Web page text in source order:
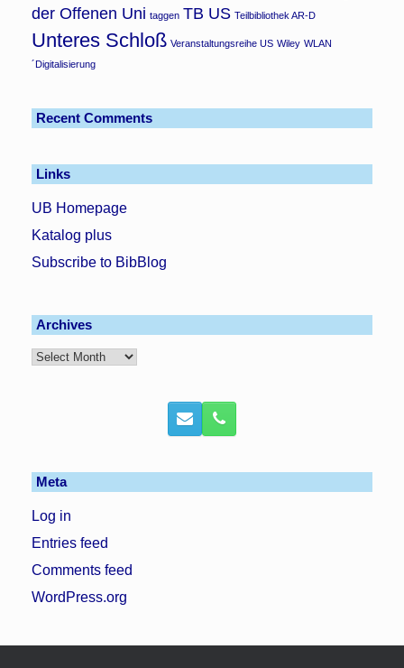
der Offenen Uni taggen TB US Teilbibliothek AR-D
Unteres Schloß Veranstaltungsreihe US Wiley WLAN
´Digitalisierung
Recent Comments
Links
UB Homepage
Katalog plus
Subscribe to BibBlog
Archives
Archives
Meta
Log in
Entries feed
Comments feed
WordPress.org